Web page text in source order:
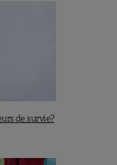
de survie?